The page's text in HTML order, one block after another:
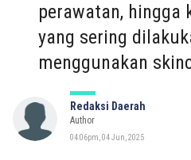
perawatan, hingga
yang sering
menggunakan
Redaksi Daerah
Author
04:06pm, 04 Jun, 2025